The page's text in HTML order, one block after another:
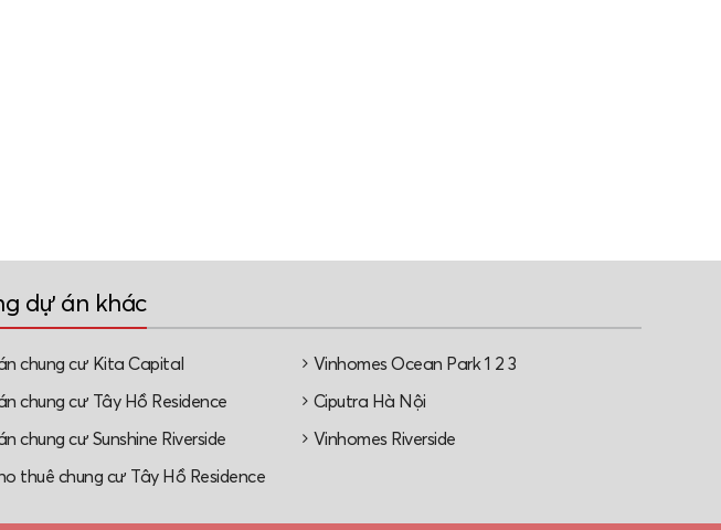
dự án khác
chung cư Kita Capital Vinhomes Ocean Park 1 2 3
chung cư Tây Hồ Residence Ciputra Hà Nội
chung cư Sunshine Riverside Vinhomes Riverside
thuê chung cư Tây Hồ Residence